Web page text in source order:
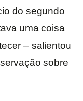
do segundo
uma coisa
– salientou
sobre